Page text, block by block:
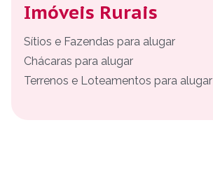
Imóveis Rurais
Sítios e Fazendas para alugar
Chácaras para alugar
Terrenos e Loteamentos para alugar